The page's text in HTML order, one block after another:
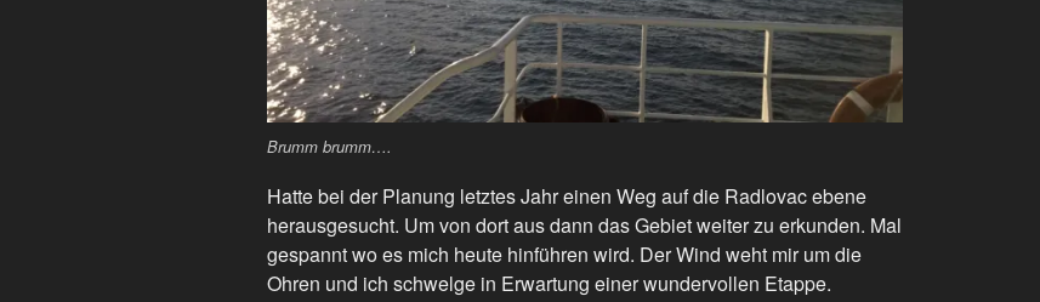
Brumm brumm….
Hatte bei der Planung letztes Jahr einen Weg auf die Radlovac ebene
herausgesucht. Um von dort aus dann das Gebiet weiter zu erkunden. Mal
gespannt wo es mich heute hinführen wird. Der Wind weht mir um die
Ohren und ich schwelge in Erwartung einer wundervollen Etappe.